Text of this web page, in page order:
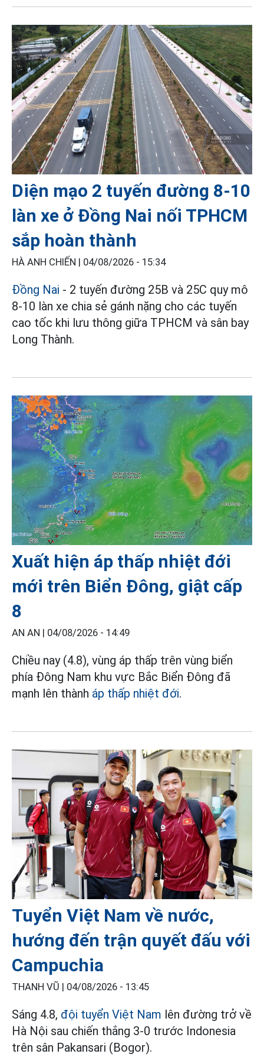
Diện mạo 2 tuyến đường 8-10
làn xe ở Đồng Nai nối TPHCM
sắp hoàn thành
HÀ ANH CHIẾN | 04/08/2026 - 15:34
Đồng Nai - 2 tuyến đường 25B và 25C quy mô
8-10 làn xe chia sẻ gánh nặng cho các tuyến
cao tốc khi lưu thông giữa TPHCM và sân bay
Long Thành.
Xuất hiện áp thấp nhiệt đới
mới trên Biển Đông, giật cấp
8
AN AN | 04/08/2026 - 14:49
Chiều nay (4.8), vùng áp thấp trên vùng biển
phía Đông Nam khu vực Bắc Biển Đông đã
mạnh lên thành áp thấp nhiệt đới.
Tuyển Việt Nam về nước,
hướng đến trận quyết đấu với
Campuchia
THANH VŨ | 04/08/2026 - 13:45
Sáng 4.8, đội tuyển Việt Nam lên đường trở về
Hà Nội sau chiến thắng 3-0 trước Indonesia
trên sân Pakansari (Bogor).